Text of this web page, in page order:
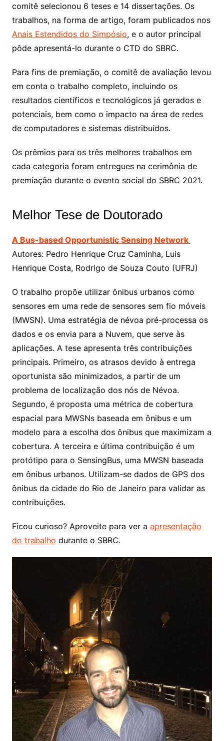
comitê selecionou 6 teses e 14 dissertações. Os
trabalhos, na forma de artigo, foram publicados nos
Anais Estendidos do Simpósio, e o autor principal
pôde apresentá-lo durante o CTD do SBRC.
Para fins de premiação, o comitê de avaliação levou
em conta o trabalho completo, incluindo os
resultados científicos e tecnológicos já gerados e
potenciais, bem como o impacto na área de redes
de computadores e sistemas distribuídos.
Os prêmios para os três melhores trabalhos em
cada categoria foram entregues na cerimônia de
premiação durante o evento social do SBRC 2021.
Melhor Tese de Doutorado
A Bus-based Opportunistic Sensing Network
Autores: Pedro Henrique Cruz Caminha, Luis
Henrique Costa, Rodrigo de Souza Couto (UFRJ)
O trabalho propõe utilizar ônibus urbanos como
sensores em uma rede de sensores sem fio móveis
(MWSN). Uma estratégia de névoa pré-processa os
dados e os envia para a Nuvem, que serve às
aplicações. A tese apresenta três contribuições
principais. Primeiro, os atrasos devido à entrega
oportunista são minimizados, a partir de um
problema de localização dos nós de Névoa.
Segundo, é proposta uma métrica de cobertura
espacial para MWSNs baseada em ônibus e um
modelo para a escolha dos ônibus que maximizam a
cobertura. A terceira e última contribuição é um
protótipo para o SensingBus, uma MWSN baseada
em ônibus urbanos. Utilizam-se dados de GPS dos
ônibus da cidade do Rio de Janeiro para validar as
contribuições.
Ficou curioso? Aproveite para ver a apresentação
do trabalho durante o SBRC.